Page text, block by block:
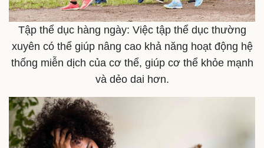
Tập thể dục hàng ngày: Việc tập thể dục thường
xuyên có thể giúp nâng cao khả năng hoạt động hệ
thống miễn dịch của cơ thể, giúp cơ thể khỏe mạnh
và dẻo dai hơn.